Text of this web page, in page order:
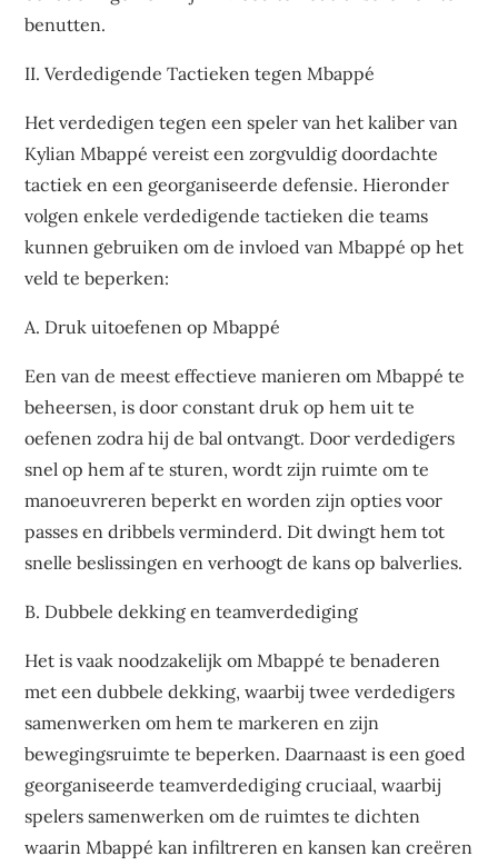
benutten.
II. Verdedigende Tactieken tegen Mbappé
Het verdedigen tegen een speler van het kaliber van
Kylian Mbappé vereist een zorgvuldig doordachte
tactiek en een georganiseerde defensie. Hieronder
volgen enkele verdedigende tactieken die teams
kunnen gebruiken om de invloed van Mbappé op het
veld te beperken:
A. Druk uitoefenen op Mbappé
Een van de meest effectieve manieren om Mbappé te
beheersen, is door constant druk op hem uit te
oefenen zodra hij de bal ontvangt. Door verdedigers
snel op hem af te sturen, wordt zijn ruimte om te
manoeuvreren beperkt en worden zijn opties voor
passes en dribbels verminderd. Dit dwingt hem tot
snelle beslissingen en verhoogt de kans op balverlies.
B. Dubbele dekking en teamverdediging
Het is vaak noodzakelijk om Mbappé te benaderen
met een dubbele dekking, waarbij twee verdedigers
samenwerken om hem te markeren en zijn
bewegingsruimte te beperken. Daarnaast is een goed
georganiseerde teamverdediging cruciaal, waarbij
spelers samenwerken om de ruimtes te dichten
waarin Mbappé kan infiltreren en kansen kan creëren